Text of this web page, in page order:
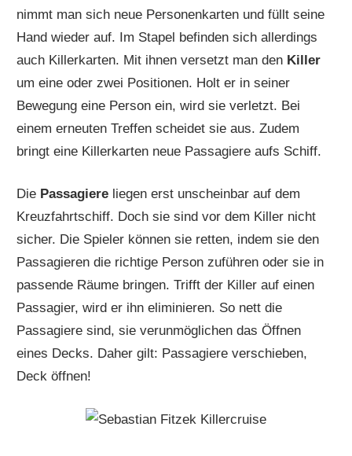
nimmt man sich neue Personenkarten und füllt seine
Hand wieder auf. Im Stapel befinden sich allerdings
auch Killerkarten. Mit ihnen versetzt man den Killer
um eine oder zwei Positionen. Holt er in seiner
Bewegung eine Person ein, wird sie verletzt. Bei
einem erneuten Treffen scheidet sie aus. Zudem
bringt eine Killerkarten neue Passagiere aufs Schiff.
Die Passagiere liegen erst unscheinbar auf dem
Kreuzfahrtschiff. Doch sie sind vor dem Killer nicht
sicher. Die Spieler können sie retten, indem sie den
Passagieren die richtige Person zuführen oder sie in
passende Räume bringen. Trifft der Killer auf einen
Passagier, wird er ihn eliminieren. So nett die
Passagiere sind, sie verunmöglichen das Öffnen
eines Decks. Daher gilt: Passagiere verschieben,
Deck öffnen!